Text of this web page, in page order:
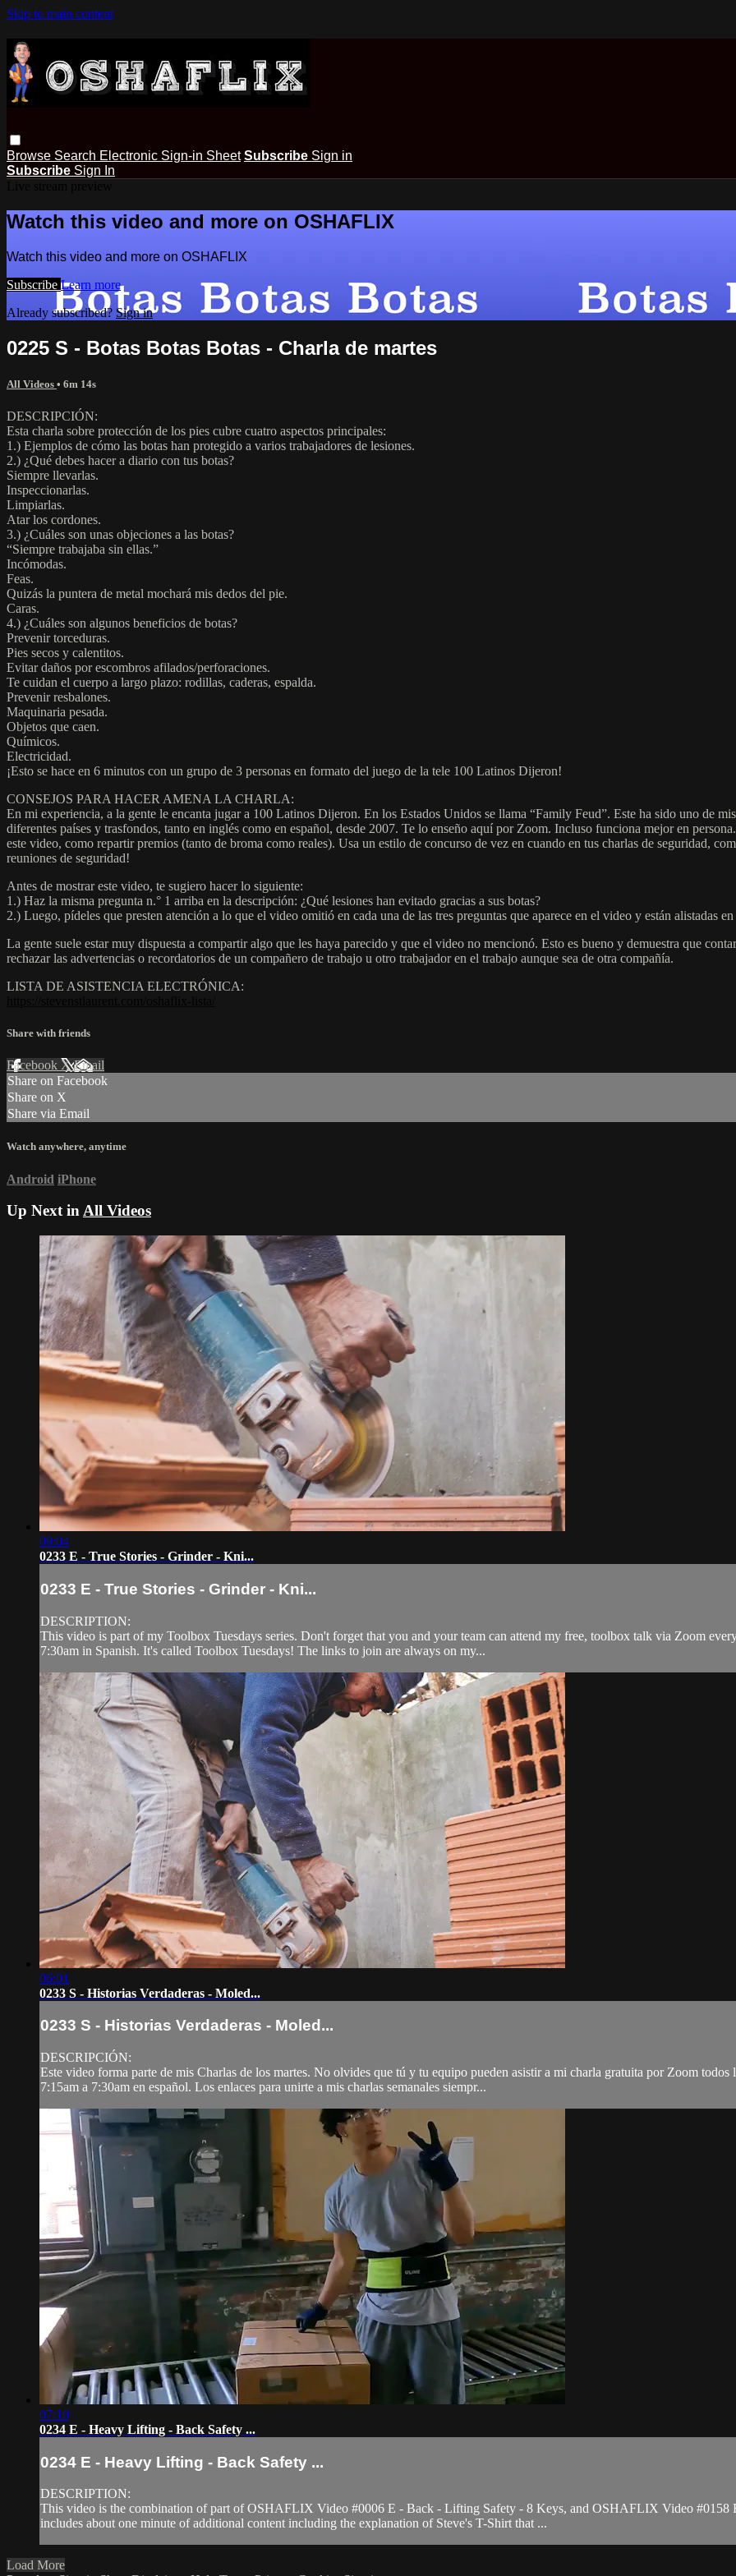
Skip to main content
Browse Search Electronic Sign-in Sheet Subscribe Sign in
Subscribe Sign In
Watch this video and more on OSHAFLIX
Watch this video and more on OSHAFLIX
Subscribe Learn more
Already subscribed? Sign in
0225 S - Botas Botas Botas - Charla de martes
All Videos • 6m 14s
DESCRIPCIÓN:
Esta charla sobre protección de los pies cubre cuatro aspectos principales:
1.) Ejemplos de cómo las botas han protegido a varios trabajadores de lesiones.
2.) ¿Qué debes hacer a diario con tus botas?
Siempre llevarlas.
Inspeccionarlas.
Limpiarlas.
Atar los cordones.
3.) ¿Cuáles son unas objeciones a las botas?
“Siempre trabajaba sin ellas.”
Incómodas.
Feas.
Quizás la puntera de metal mochará mis dedos del pie.
Caras.
4.) ¿Cuáles son algunos beneficios de botas?
Prevenir torceduras.
Pies secos y calentitos.
Evitar daños por escombros afilados/perforaciones.
Te cuidan el cuerpo a largo plazo: rodillas, caderas, espalda.
Prevenir resbalones.
Maquinaria pesada.
Objetos que caen.
Químicos.
Electricidad.
¡Esto se hace en 6 minutos con un grupo de 3 personas en formato del juego de la tele 100 Latinos Dijeron!
CONSEJOS PARA HACER AMENA LA CHARLA:
En mi experiencia, a la gente le encanta jugar a 100 Latinos Dijeron. En los Estados Unidos se llama “Family Feud”. Este ha sido uno de
diferentes países y trasfondos, tanto en inglés como en español, desde 2007. Te lo enseño aquí por Zoom. Incluso funciona mejor en
este video, como repartir premios (tanto de broma como reales). Usa un estilo de concurso de vez en cuando en tus charlas de seguridad,
reuniones de seguridad!
Antes de mostrar este video, te sugiero hacer lo siguiente:
1.) Haz la misma pregunta n.° 1 arriba en la descripción: ¿Qué lesiones han evitado gracias a sus botas?
2.) Luego, pídeles que presten atención a lo que el video omitió en cada una de las tres preguntas que aparece en el video y están alistadas
La gente suele estar muy dispuesta a compartir algo que les haya parecido y que el video no mencionó. Esto es bueno y demuestra que
rechazar las advertencias o recordatorios de un compañero de trabajo u otro trabajador en el trabajo aunque sea de otra compañía.
LISTA DE ASISTENCIA ELECTRÓNICA:
Share with friends
Facebook XEmail
Share on Facebook
Share on X
Share via Email
Watch anywhere, anytime
Android iPhone
Up Next inAll Videos
09:04
0233 E - True Stories - Grinder - Kni...
0233 E - True Stories - Grinder - Kni...
DESCRIPTION:
This video is part of my Toolbox Tuesdays series. Don't forget that you and your team can attend my free, toolbox talk via Zoom
7:30am in Spanish. It's called Toolbox Tuesdays! The links to join are always on my...
06:01
0233 S - Historias Verdaderas - Moled...
0233 S - Historias Verdaderas - Moled...
DESCRIPCIÓN:
Este video forma parte de mis Charlas de los martes. No olvides que tú y tu equipo pueden asistir a mi charla gratuita por Zoom
7:15am a 7:30am en español. Los enlaces para unirte a mis charlas semanales siempr...
07:10
0234 E - Heavy Lifting - Back Safety ...
0234 E - Heavy Lifting - Back Safety ...
DESCRIPTION:
This video is the combination of part of OSHAFLIX Video #0006 E - Back - Lifting Safety - 8 Keys, and OSHAFLIX Video
includes about one minute of additional content including the explanation of Steve's T-Shirt that ...
Load More